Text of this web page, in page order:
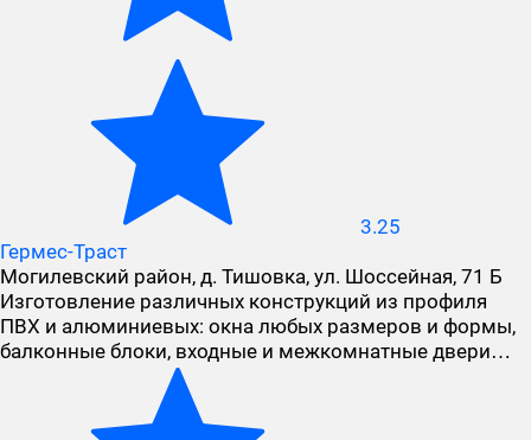
3.25
Гермес-Траст
Могилевский район, д. Тишовка, ул. Шоссейная, 71 Б
Изготовление различных конструкций из профиля
ПВХ и алюминиевых: окна любых размеров и формы,
балконные блоки, входные и межкомнатные двери…